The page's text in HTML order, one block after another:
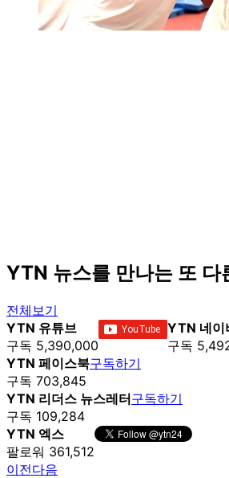
YTN 뉴스를 만나는 또 다
전체보기
YTN 유튜브
구독 5,390,000
YTN 네이
구독
YTN 페이스북
구독 703,845
구독하기
YTN 리더스 뉴스레터
구독 109,284
구독하기
YTN 엑스
팔로워 361,512
이전다음